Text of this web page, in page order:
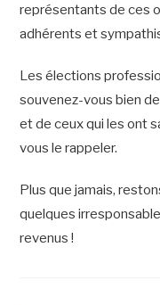
représentants de ces
adhérents et
Les élections
souvenez-vous bien
et de ceux qui les ont
vous le rappeler.
Plus que jamais,
quelques
revenus !